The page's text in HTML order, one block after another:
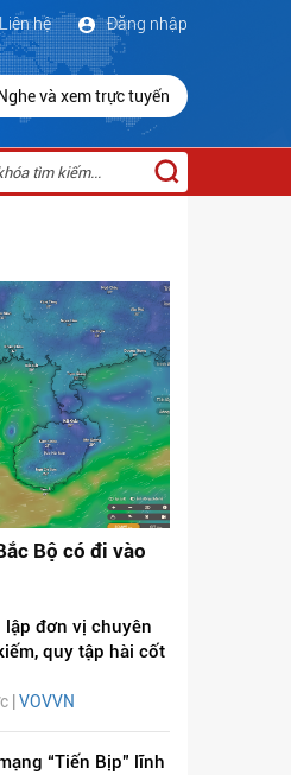
Đăng nhập
Liên hệ
Nghe và xem trực tuyến
Bộ có đi vào
lập đơn vị chuyên
quy tập hài cốt
| VOVVN
“Tiến Bịp” lĩnh